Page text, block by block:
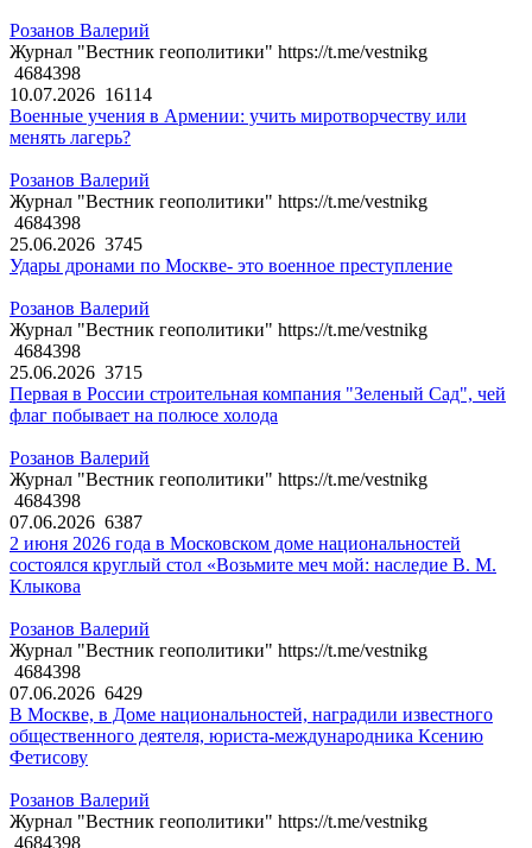
Розанов Валерий
Журнал "Вестник геополитики" https://t.me/vestnikg
4684398
10.07.2026 16114
Военные учения в Армении: учить миротворчеству или
менять лагерь?
Розанов Валерий
Журнал "Вестник геополитики" https://t.me/vestnikg
4684398
25.06.2026 3745
Удары дронами по Москве- это военное преступление
Розанов Валерий
Журнал "Вестник геополитики" https://t.me/vestnikg
4684398
25.06.2026 3715
Первая в России строительная компания "Зеленый Сад", чей
флаг побывает на полюсе холода
Розанов Валерий
Журнал "Вестник геополитики" https://t.me/vestnikg
4684398
07.06.2026 6387
2 июня 2026 года в Московском доме национальностей
состоялся круглый стол «Возьмите меч мой: наследие В. М.
Клыкова
Розанов Валерий
Журнал "Вестник геополитики" https://t.me/vestnikg
4684398
07.06.2026 6429
В Москве, в Доме национальностей, наградили известного
общественного деятеля, юриста-международника Ксению
Фетисову
Розанов Валерий
Журнал "Вестник геополитики" https://t.me/vestnikg
4684398